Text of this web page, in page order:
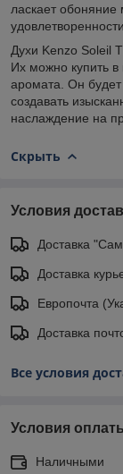
ласкает обоняние
Духи Kenzo Soleil
Их можно купить в
аромата. Он
создавать
наслаждение на
Скрыть
Условия
Доставка
Доставка
Европочта
Доставка
Все условия
Условия
Наличными